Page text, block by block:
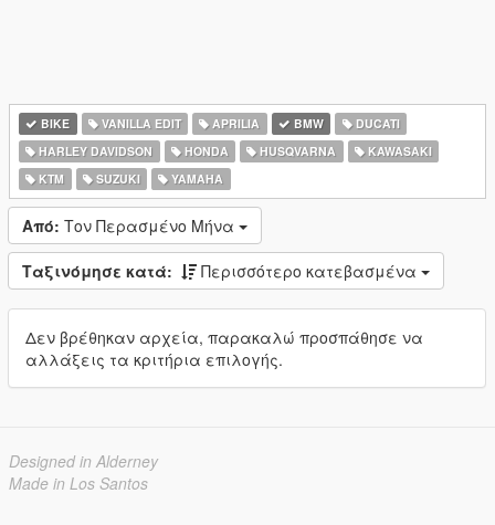
BIKE VANILLA EDIT APRILIA BMW
DUCATI
HARLEY DAVIDSON
HONDA HUSQVARNA
KAWASAKI
KTM
SUZUKI YAMAHA
Από: Τον Περασμένο Μήνα
Ταξινόμησε κατά: Περισσότερο κατεβασμένα
Δεν βρέθηκαν αρχεία, παρακαλώ προσπάθησε να
αλλάξεις τα κριτήρια επιλογής.
Designed in Alderney
Made in Los Santos